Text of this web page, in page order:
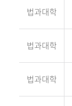
법과대학
법과대학
법과대학